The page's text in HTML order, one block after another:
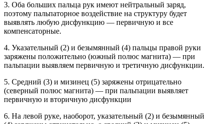
3. Оба больших пальца рук имеют нейтральный заряд,
поэтому пальпаторное воздействие на структуру будет
выявлять любую дисфункцию — первичную и все
компенсаторные.
4. Указательный (2) и безымянный (4) пальцы правой руки
заряжены положительно (южный полюс магнита) — при
пальпации выявляем первичную и третичную дисфункции.
5. Средний (3) и мизинец (5) заряжены отрицательно
(северный полюс магнита) — при пальпации выявляет
первичную и вторичную дисфункции
6. На левой руке, наоборот, указательный (2) и безымянный